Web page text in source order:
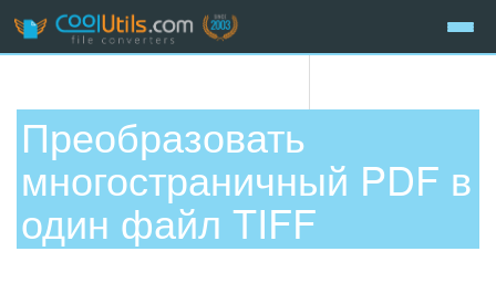
Преобразовать
многостраничный PDF в
один файл TIFF